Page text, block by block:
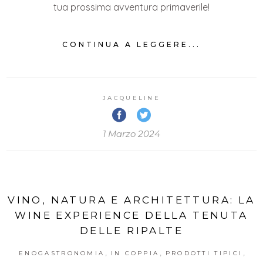
tua prossima avventura primaverile!
CONTINUA A LEGGERE...
JACQUELINE
1 Marzo 2024
VINO, NATURA E ARCHITETTURA: LA
WINE EXPERIENCE DELLA TENUTA
DELLE RIPALTE
ENOGASTRONOMIA IN COPPIA PRODOTTI TIPICI